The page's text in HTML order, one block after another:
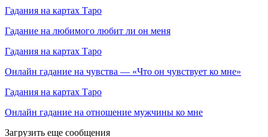
Гадания на картах Таро
Гадание на любимого любит ли он меня
Гадания на картах Таро
Онлайн гадание на чувства — «Что он чувствует ко мне»
Гадания на картах Таро
Онлайн гадание на отношение мужчины ко мне
Загрузить еще сообщения